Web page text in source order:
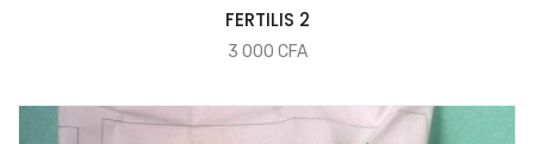
COMMANDER
FERTILIS 2
3 000 CFA